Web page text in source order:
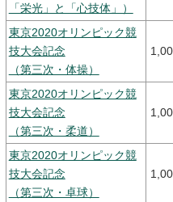
「栄光」と「心技体」）
東京2020オリンピック競
技大会記念
（第三次・体操）
東京2020オリンピック競
技大会記念
（第三次・柔道）
東京2020オリンピック競
技大会記念
（第三次・卓球）